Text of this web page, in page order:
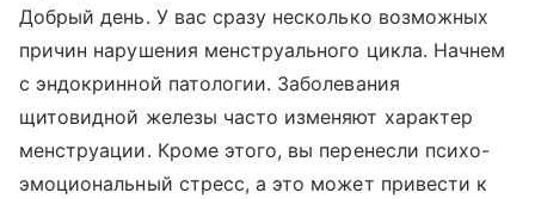
Добрый день. У вас сразу несколько возможных
причин нарушения менструального цикла. Начнем
с эндокринной патологии. Заболевания
щитовидной железы часто изменяют характер
менструации. Кроме этого, вы перенесли психо-
эмоциональный стресс, а это может привести к